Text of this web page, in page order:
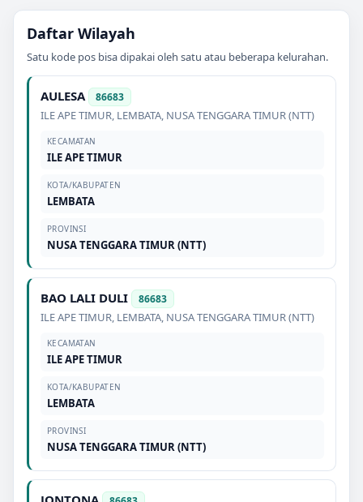
Daftar Wilayah
Satu kode pos bisa dipakai oleh satu atau beberapa kelurahan.
AULESA 86683
ILE APE TIMUR, LEMBATA, NUSA TENGGARA TIMUR (NTT)
KECAMATAN
ILE APE TIMUR
KOTA/KABUPATEN
LEMBATA
PROVINSI
NUSA TENGGARA TIMUR (NTT)
BAO LALI DULI 86683
ILE APE TIMUR, LEMBATA, NUSA TENGGARA TIMUR (NTT)
KECAMATAN
ILE APE TIMUR
KOTA/KABUPATEN
LEMBATA
PROVINSI
NUSA TENGGARA TIMUR (NTT)